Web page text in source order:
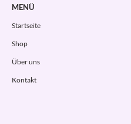
MENÜ
Startseite
Shop
Über uns
Kontakt